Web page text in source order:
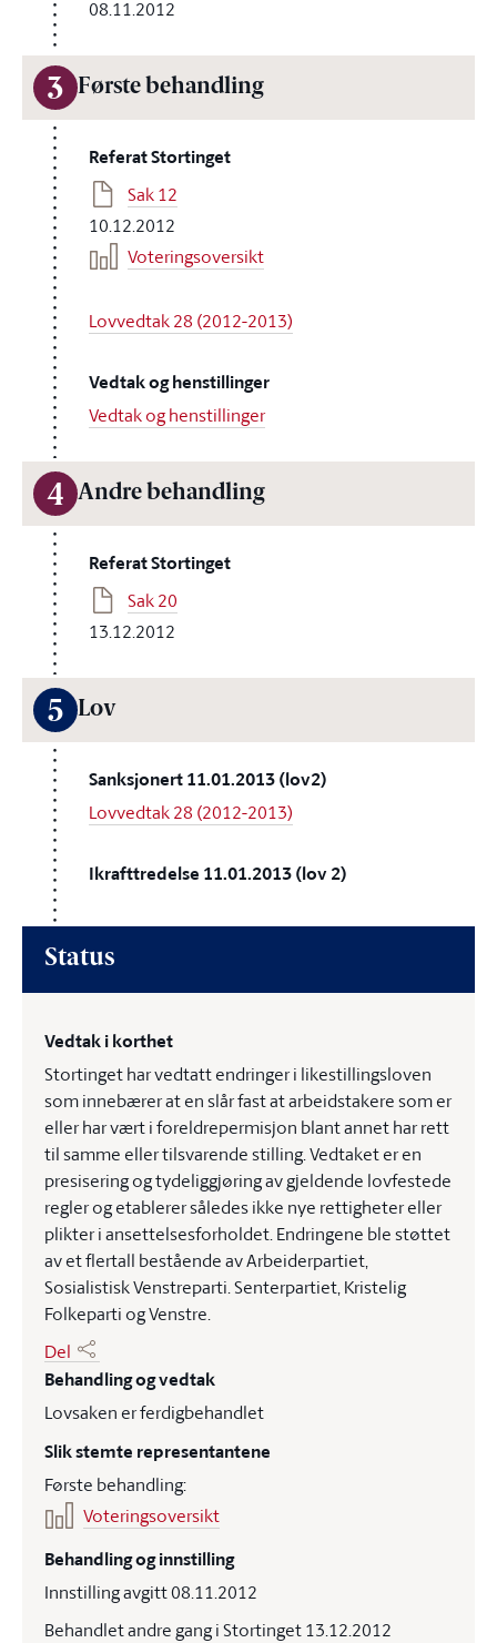
08.11.2012
3 Første behandling
Referat Stortinget
Sak 12
10.12.2012
Voteringsoversikt
Lovvedtak 28 (2012-2013)
Vedtak og henstillinger
Vedtak og henstillinger
4 Andre behandling
Referat Stortinget
Sak 20
13.12.2012
5 Lov
Sanksjonert 11.01.2013 (lov2)
Lovvedtak 28 (2012-2013)
Ikrafttredelse 11.01.2013 (lov 2)
Status
Vedtak i korthet
Stortinget har vedtatt endringer i likestillingsloven
som innebærer at en slår fast at arbeidstakere som er
eller har vært i foreldrepermisjon blant annet har rett
til samme eller tilsvarende stilling. Vedtaket er en
presisering og tydeliggjøring av gjeldende lovfestede
regler og etablerer således ikke nye rettigheter eller
plikter i ansettelsesforholdet. Endringene ble støttet
av et flertall bestående av Arbeiderpartiet,
Sosialistisk Venstreparti. Senterpartiet, Kristelig
Folkeparti og Venstre.
Del
Behandling og vedtak
Lovsaken er ferdigbehandlet
Slik stemte representantene
Første behandling:
Voteringsoversikt
Behandling og innstilling
Innstilling avgitt 08.11.2012
Behandlet andre gang i Stortinget 13.12.2012